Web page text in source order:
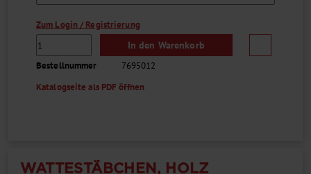
Zum Login / Registrierung
In den Warenkorb
Bestellnummer
7695012
Katalogseite als PDF öffnen
WATTESTÄBCHEN, HOLZ